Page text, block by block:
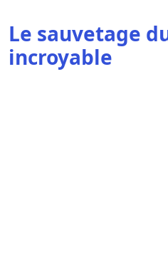
Le sauvetage
incroyable